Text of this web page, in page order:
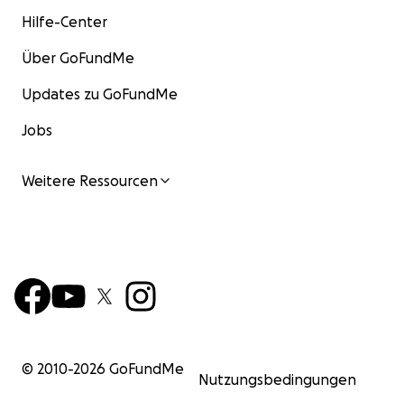
Hilfe-Center
Über GoFundMe
Updates zu GoFundMe
Jobs
Weitere Ressourcen
© 2010-2026 GoFundMe
Nutzungsbedingungen